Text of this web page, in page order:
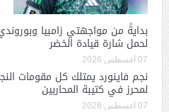
بدايةً من مواجهتي زامبيا
لحمل شارة قيادة الخضر
07 أغسطس 2026
نجم فاينورد يمتلك كل مقومات
لمحرز في كتيبة المحاربين
07 أغسطس 2026